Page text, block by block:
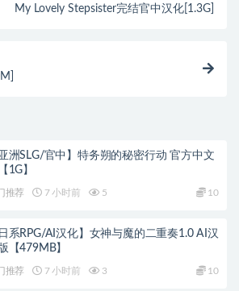
My Lovely Stepsister完结官中汉化[1.3G]
亚洲SLG/官中】特务朔的秘密行动 官方中文
1G】
推荐 7 小时前 5 10
日系RPG/AI汉化】女神与魔的二重奏1.0 AI汉
【479MB】
推荐 7 小时前 3 10